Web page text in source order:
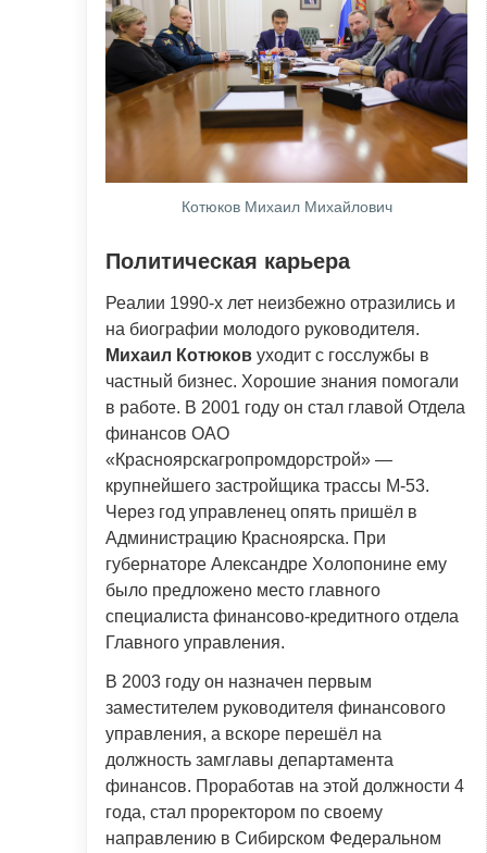
Котюков Михаил Михайлович
Политическая карьера
Реалии 1990-х лет неизбежно отразились и
на биографии молодого руководителя.
Михаил Котюков уходит с госслужбы в
частный бизнес. Хорошие знания помогали
в работе. В 2001 году он стал главой Отдела
финансов ОАО
«Красноярскагропромдорстрой» —
крупнейшего застройщика трассы М-53.
Через год управленец опять пришёл в
Администрацию Красноярска. При
губернаторе Александре Холопонине ему
было предложено место главного
специалиста финансово-кредитного отдела
Главного управления.
В 2003 году он назначен первым
заместителем руководителя финансового
управления, а вскоре перешёл на
должность замглавы департамента
финансов. Проработав на этой должности 4
года, стал проректором по своему
направлению в Сибирском Федеральном